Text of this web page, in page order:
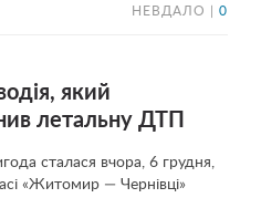
НЕВДАЛО | 0
який
летальну ДТП
сталася вчора, 6 грудня,
«Житомир — Чернівці»